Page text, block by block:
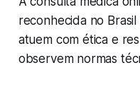
reconhecida no
atuem com ética e
observem normas